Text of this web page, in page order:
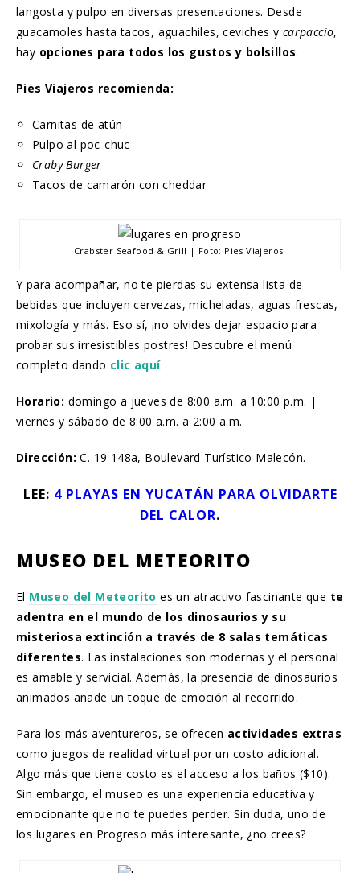
langosta y pulpo en diversas presentaciones. Desde
guacamoles hasta tacos, aguachiles, ceviches y carpaccio,
hay opciones para todos los gustos y bolsillos.
Pies Viajeros recomienda:
Carnitas de atún
Pulpo al poc-chuc
Craby Burger
Tacos de camarón con cheddar
Crabster Seafood & Grill | Foto: Pies Viajeros.
Y para acompañar, no te pierdas su extensa lista de
bebidas que incluyen cervezas, micheladas, aguas frescas,
mixología y más. Eso sí, ¡no olvides dejar espacio para
probar sus irresistibles postres! Descubre el menú
completo dando clic aquí.
Horario: domingo a jueves de 8:00 a.m. a 10:00 p.m. |
viernes y sábado de 8:00 a.m. a 2:00 a.m.
Dirección:C. 19 148a, Boulevard Turístico Malecón.
LEE: 4 PLAYAS EN YUCATÁN PARA OLVIDARTE
DEL CALOR.
MUSEO DEL METEORITO
El Museo del Meteorito es un atractivo fascinante que te
adentra en el mundo de los dinosaurios y su
misteriosa extinción a través de 8 salas temáticas
diferentes. Las instalaciones son modernas y el personal
es amable y servicial. Además, la presencia de dinosaurios
animados añade un toque de emoción al recorrido.
Para los más aventureros, se ofrecen actividades extras
como juegos de realidad virtual por un costo adicional.
Algo más que tiene costo es el acceso a los baños ($10).
Sin embargo, el museo es una experiencia educativa y
emocionante que no te puedes perder. Sin duda, uno de
los lugares en Progreso más interesante, ¿no crees?